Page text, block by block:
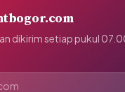
dikirim setiap pukul